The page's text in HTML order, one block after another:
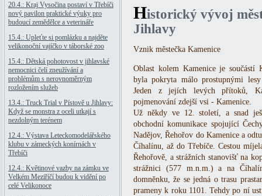
20.4.: Kraj Vysočina postaví v Třebíči
nový pavilon praktické výuky pro
budoucí zemědělce a veterináře
15.4.: Upleťte si pomlázku a najděte
velikonoční vajíčko v táborské zoo
15.4.: Dětská pohotovost v jihlavské
nemocnici čelí zneužívání a
problémům s nerovnoměrným
rozložením služeb
13.4.: Truck Trial v Pístově u Jihlavy:
Když se monstra z oceli utkají s
nezdolným terénem
12.4.: Výstava Leteckomodelářského
klubu v zámeckých konírnách v
Třebíči
12.4.: Květinové vazby na zámku ve
Velkém Meziříčí budou k vidění po
celé Velikonoce
Historický vývoj
Jihlavy
Vznik městečka Kamenice
Oblast kolem Kamenice je
byla pokryta málo prostupnými
Jeden z jejích levých přítoků,
pojmenování zdejší vsi - Kamenice.
Už někdy ve 12. století, a snad
obchodní komunikace spojující
Nadějov, Řehořov do Kamenice a
Číhalínu, až do Třebíče. Cestou
Řehořově, a strážních stanovišť na
strážnici (577 m.n.m.) a na
domněnku, že se jedná o trasu
prameny k roku 1101. Tehdy po ní